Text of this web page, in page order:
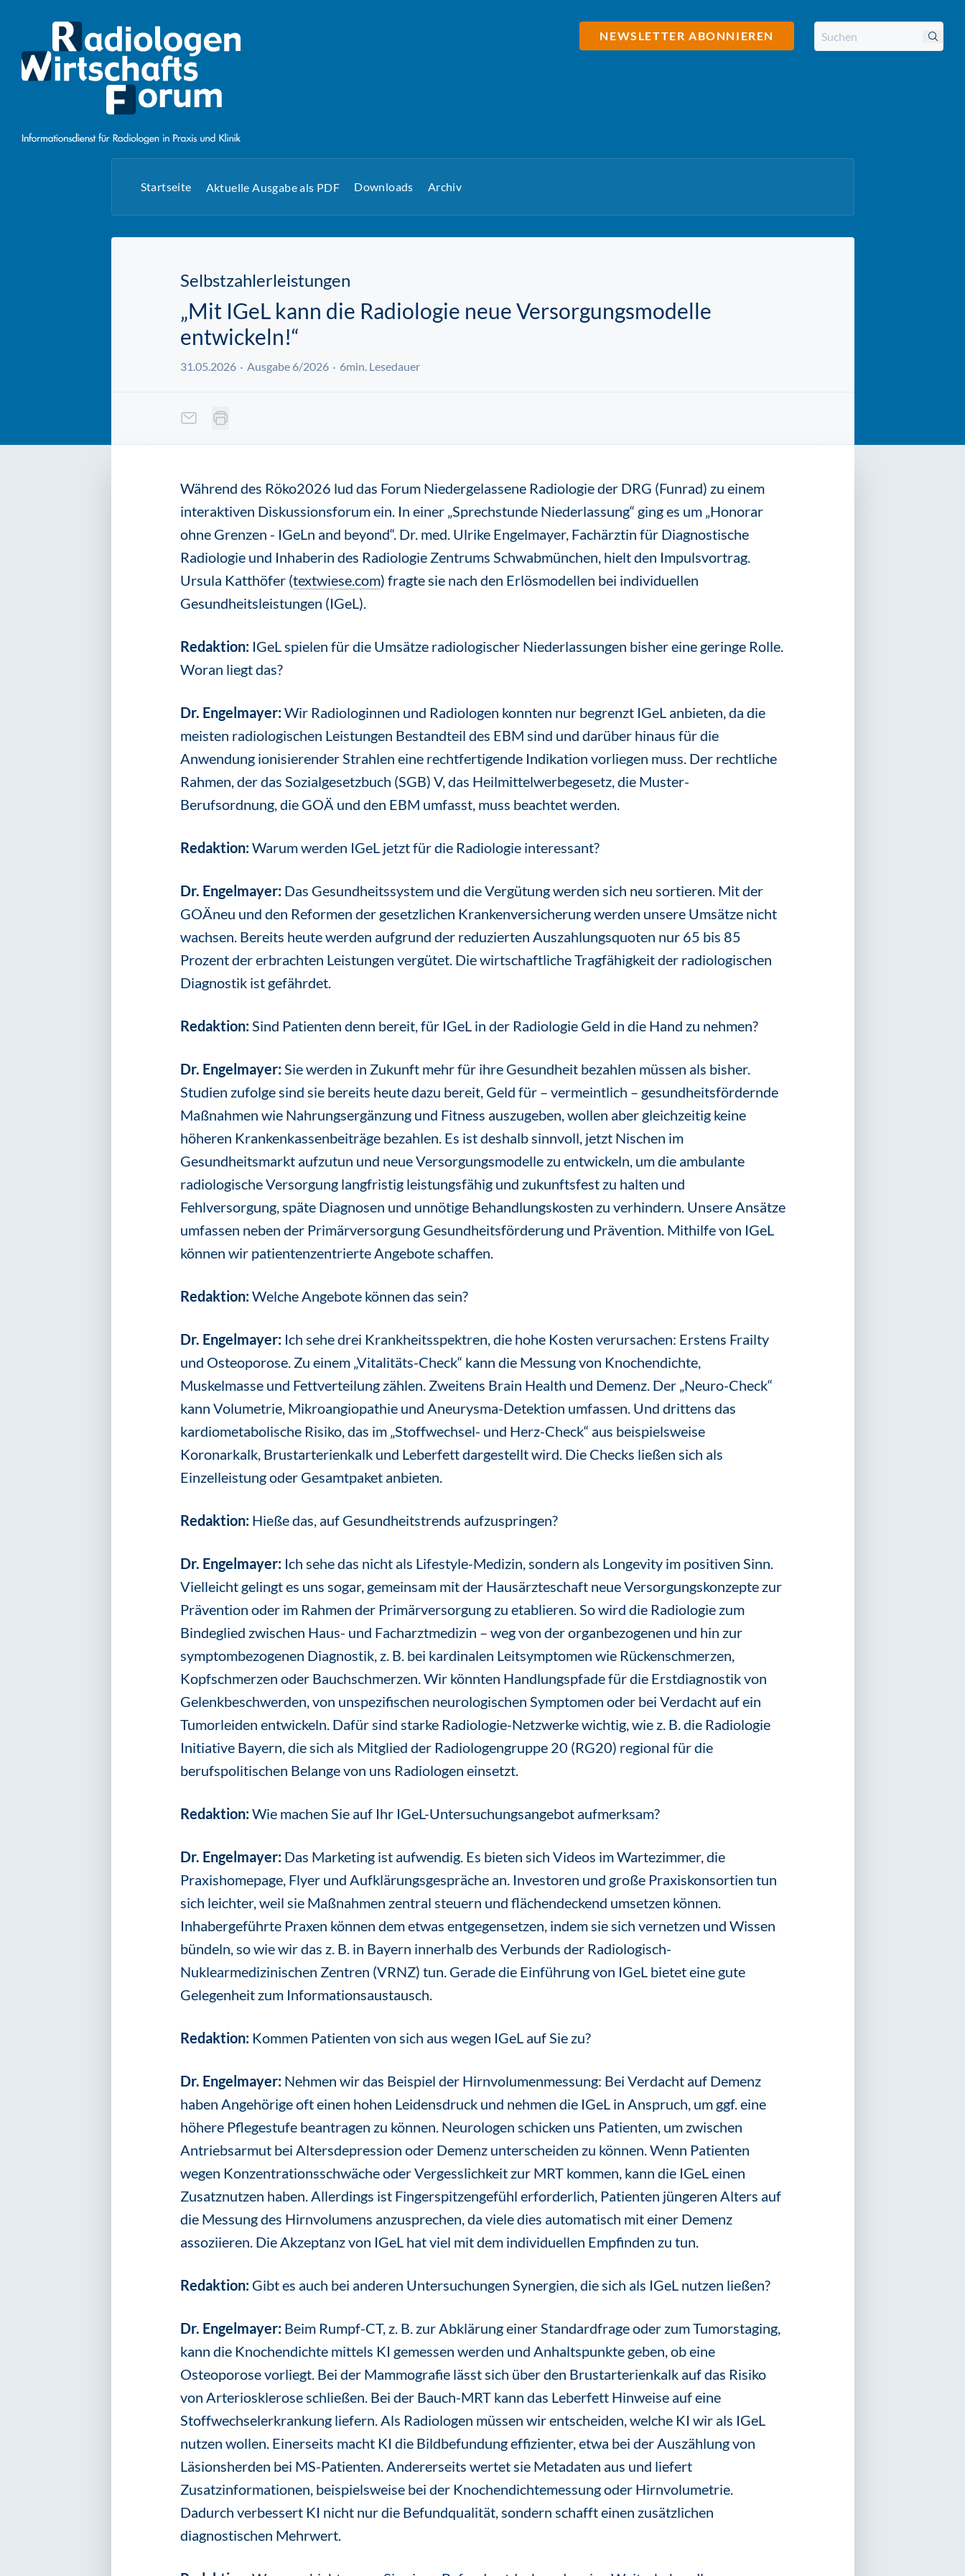
NEWSLETTER ABONNIEREN
Startseite Aktuelle Ausgabe als PDF Downloads Archiv
Selbstzahlerleistungen
„Mit IGeL kann die Radiologie neue Versorgungsmodelle
entwickeln!“
31.05.2026 Ausgabe 6/2026 6min. Lesedauer
Während des Röko2026 lud das Forum Niedergelassene Radiologie der DRG (Funrad) zu einem
interaktiven Diskussionsforum ein. In einer „Sprechstunde Niederlassung“ ging es um „Honorar
ohne Grenzen - IGeLn and beyond“. Dr. med. Ulrike Engelmayer, Fachärztin für Diagnostische
Radiologie und Inhaberin des Radiologie Zentrums Schwabmünchen, hielt den Impulsvortrag.
Ursula Katthöfer (textwiese.com) fragte sie nach den Erlösmodellen bei individuellen
Gesundheitsleistungen (IGeL).
Redaktion: IGeL spielen für die Umsätze radiologischer Niederlassungen bisher eine geringe Rolle.
Woran liegt das?
Dr. Engelmayer:Wir Radiologinnen und Radiologen konnten nur begrenzt IGeL anbieten, da die
meisten radiologischen Leistungen Bestandteil des EBM sind und darüber hinaus für die
Anwendung ionisierender Strahlen eine rechtfertigende Indikation vorliegen muss. Der rechtliche
Rahmen, der das Sozialgesetzbuch (SGB) V, das Heilmittelwerbegesetz, die Muster-
Berufsordnung, die GOÄ und den EBM umfasst, muss beachtet werden.
Redaktion:Warum werden IGeL jetzt für die Radiologie interessant?
Dr. Engelmayer: Das Gesundheitssystem und die Vergütung werden sich neu sortieren. Mit der
GOÄneu und den Reformen der gesetzlichen Krankenversicherung werden unsere Umsätze nicht
wachsen. Bereits heute werden aufgrund der reduzierten Auszahlungsquoten nur 65 bis 85
Prozent der erbrachten Leistungen vergütet. Die wirtschaftliche Tragfähigkeit der radiologischen
Diagnostik ist gefährdet.
Redaktion:Sind Patienten denn bereit, für IGeL in der Radiologie Geld in die Hand zu nehmen?
Dr. Engelmayer:Sie werden in Zukunft mehr für ihre Gesundheit bezahlen müssen als bisher.
Studien zufolge sind sie bereits heute dazu bereit, Geld für – vermeintlich – gesundheitsfördernde
Maßnahmen wie Nahrungsergänzung und Fitness auszugeben, wollen aber gleichzeitig keine
höheren Krankenkassenbeiträge bezahlen. Es ist deshalb sinnvoll, jetzt Nischen im
Gesundheitsmarkt aufzutun und neue Versorgungsmodelle zu entwickeln, um die ambulante
radiologische Versorgung langfristig leistungsfähig und zukunftsfest zu halten und
Fehlversorgung, späte Diagnosen und unnötige Behandlungskosten zu verhindern. Unsere Ansätze
umfassen neben der Primärversorgung Gesundheitsförderung und Prävention. Mithilfe von IGeL
können wir patientenzentrierte Angebote schaffen.
Redaktion:Welche Angebote können das sein?
Dr. Engelmayer: Ich sehe drei Krankheitsspektren, die hohe Kosten verursachen: Erstens Frailty
und Osteoporose. Zu einem „Vitalitäts-Check“ kann die Messung von Knochendichte,
Muskelmasse und Fettverteilung zählen. Zweitens Brain Health und Demenz. Der „Neuro-Check“
kann Volumetrie, Mikroangiopathie und Aneurysma-Detektion umfassen. Und drittens das
kardiometabolische Risiko, das im „Stoffwechsel- und Herz-Check“ aus beispielsweise
Koronarkalk, Brustarterienkalk und Leberfett dargestellt wird. Die Checks ließen sich als
Einzelleistung oder Gesamtpaket anbieten.
Redaktion: Hieße das, auf Gesundheitstrends aufzuspringen?
Dr. Engelmayer: Ich sehe das nicht als Lifestyle-Medizin, sondern als Longevity im positiven Sinn.
Vielleicht gelingt es uns sogar, gemeinsam mit der Hausärzteschaft neue Versorgungskonzepte zur
Prävention oder im Rahmen der Primärversorgung zu etablieren. So wird die Radiologie zum
Bindeglied zwischen Haus- und Facharztmedizin – weg von der organbezogenen und hin zur
symptombezogenen Diagnostik, z. B. bei kardinalen Leitsymptomen wie Rückenschmerzen,
Kopfschmerzen oder Bauchschmerzen. Wir könnten Handlungspfade für die Erstdiagnostik von
Gelenkbeschwerden, von unspezifischen neurologischen Symptomen oder bei Verdacht auf ein
Tumorleiden entwickeln. Dafür sind starke Radiologie-Netzwerke wichtig, wie z. B. die Radiologie
Initiative Bayern, die sich als Mitglied der Radiologengruppe 20 (RG20) regional für die
berufspolitischen Belange von uns Radiologen einsetzt.
Redaktion:Wie machen Sie auf Ihr IGeL-Untersuchungsangebot aufmerksam?
Dr. Engelmayer: Das Marketing ist aufwendig. Es bieten sich Videos im Wartezimmer, die
Praxishomepage, Flyer und Aufklärungsgespräche an. Investoren und große Praxiskonsortien tun
sich leichter, weil sie Maßnahmen zentral steuern und flächendeckend umsetzen können.
Inhabergeführte Praxen können dem etwas entgegensetzen, indem sie sich vernetzen und Wissen
bündeln, so wie wir das z. B. in Bayern innerhalb des Verbunds der Radiologisch-
Nuklearmedizinischen Zentren (VRNZ) tun. Gerade die Einführung von IGeL bietet eine gute
Gelegenheit zum Informationsaustausch.
Redaktion: Kommen Patienten von sich aus wegen IGeL auf Sie zu?
Dr. Engelmayer: Nehmen wir das Beispiel der Hirnvolumenmessung: Bei Verdacht auf Demenz
haben Angehörige oft einen hohen Leidensdruck und nehmen die IGeL in Anspruch, um ggf. eine
höhere Pflegestufe beantragen zu können. Neurologen schicken uns Patienten, um zwischen
Antriebsarmut bei Altersdepression oder Demenz unterscheiden zu können. Wenn Patienten
wegen Konzentrationsschwäche oder Vergesslichkeit zur MRT kommen, kann die IGeL einen
Zusatznutzen haben. Allerdings ist Fingerspitzengefühl erforderlich, Patienten jüngeren Alters auf
die Messung des Hirnvolumens anzusprechen, da viele dies automatisch mit einer Demenz
assoziieren. Die Akzeptanz von IGeL hat viel mit dem individuellen Empfinden zu tun.
Redaktion: Gibt es auch bei anderen Untersuchungen Synergien, die sich als IGeL nutzen ließen?
Dr. Engelmayer: Beim Rumpf-CT, z. B. zur Abklärung einer Standardfrage oder zum Tumorstaging,
kann die Knochendichte mittels KI gemessen werden und Anhaltspunkte geben, ob eine
Osteoporose vorliegt. Bei der Mammografie lässt sich über den Brustarterienkalk auf das Risiko
von Arteriosklerose schließen. Bei der Bauch-MRT kann das Leberfett Hinweise auf eine
Stoffwechselerkrankung liefern. Als Radiologen müssen wir entscheiden, welche KI wir als IGeL
nutzen wollen. Einerseits macht KI die Bildbefundung effizienter, etwa bei der Auszählung von
Läsionsherden bei MS-Patienten. Andererseits wertet sie Metadaten aus und liefert
Zusatzinformationen, beispielsweise bei der Knochendichtemessung oder Hirnvolumetrie.
Dadurch verbessert KI nicht nur die Befundqualität, sondern schafft einen zusätzlichen
diagnostischen Mehrwert.